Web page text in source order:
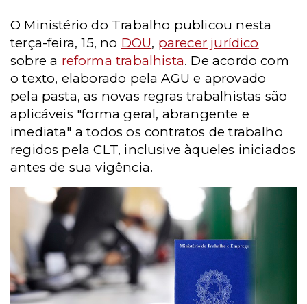
O Ministério do Trabalho publicou nesta
terça-feira, 15, no DOU, parecer jurídico
sobre a reforma trabalhista. De acordo com
o texto, elaborado pela AGU e aprovado
pela pasta, as novas regras trabalhistas são
aplicáveis "forma geral, abrangente e
imediata" a todos os contratos de trabalho
regidos pela CLT, inclusive àqueles iniciados
antes de sua vigência.